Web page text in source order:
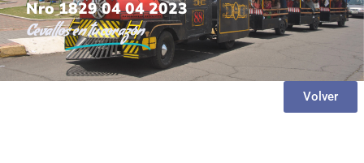
Nro 1829 04 04 2023
Cevallosen tu corazón
Volver